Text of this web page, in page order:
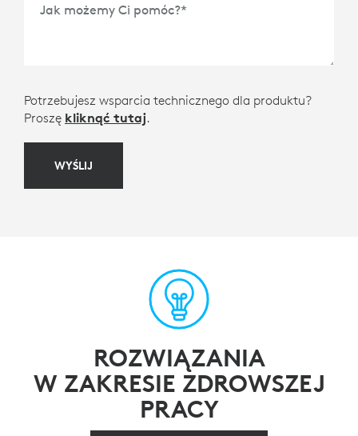
Jak możemy Ci pomóc?*
Potrzebujesz wsparcia technicznego dla produktu?
Proszę kliknąć tutaj.
WYŚLIJ
ROZWIĄZANIA
W ZAKRESIE ZDROWSZEJ
PRACY